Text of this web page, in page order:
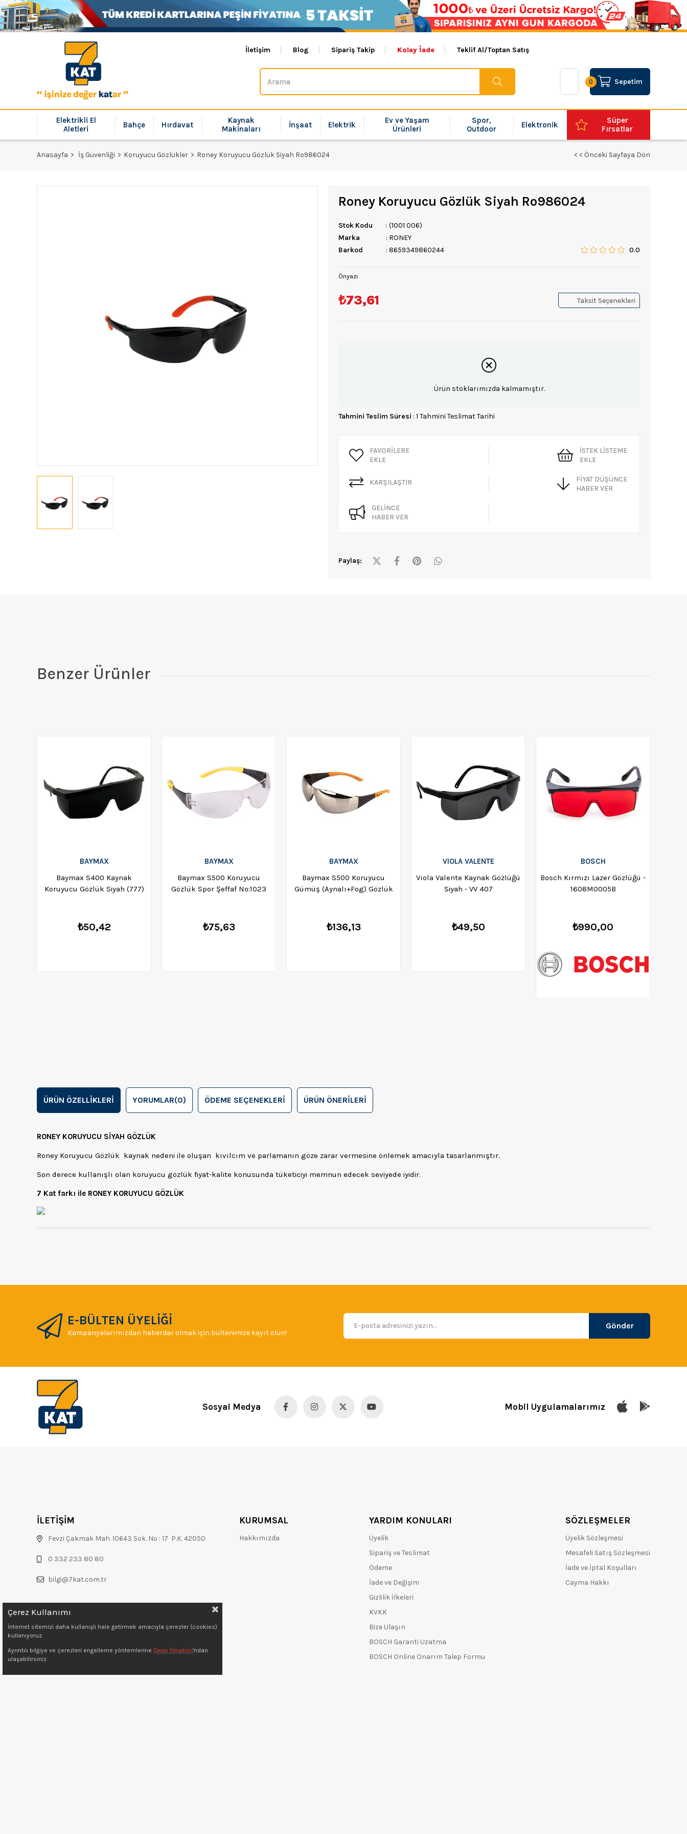
İletişim Blog Sipariş Takip Kolay İade Teklif Al/Toptan Satış
Sepetim
0
Elektrikli El
Aletleri
Bahçe Hırdavat
Kaynak
Makinaları
İnşaat Elektrik
Ev ve Yaşam
Ürünleri
Spor,
Outdoor
Elektronik
Süper
Fırsatlar
Anasayfa İş Güvenliği Koruyucu Gözlükler Roney Koruyucu Gözlük Siyah Ro986024 < < Önceki Sayfaya Dön
Roney Koruyucu Gözlük Siyah Ro986024
Stok Kodu
(1001 006)
Marka
: RONEY
Barkod
: 8659349860244 0.0
Önyazı
₺73,61 Taksit Seçenekleri
Ürün stoklarımızda kalmamıştır.
Tahmini Teslim Süresi : 1 Tahmini Teslimat Tarihi
FAVORILERE
EKLE
İSTEK LISTEME
EKLE
KARŞILAŞTIR
FIYAT DÜŞÜNCE
HABER VER
GELINCE
HABER VER
Paylaş:
Benzer Ürünler
BAYMAX
Baymax S400 Kaynak
Koruyucu Gözlük Siyah (777)
₺50,42
BAYMAX
Baymax S500 Koruyucu
Gözlük Spor Şeffaf No:1023
₺75,63
BAYMAX
Baymax S500 Koruyucu
Gümüş (Aynalı+Fog) Gözlük
₺136,13
VIOLA VALENTE
Vıola Valente Kaynak Gözlüğü
Siyah - VV 407
₺49,50
BOSCH
Bosch Kırmızı Lazer Gözlüğü -
1608M0005B
₺990,00
ÜRÜN ÖZELLIKLERI YORUMLAR(0) ÖDEME SEÇENEKLERI ÜRÜN ÖNERILERI
RONEY KORUYUCU SİYAH GÖZLÜK
Roney Koruyucu Gözlük kaynak nedeni ile oluşan kıvılcım ve parlamanın göze zarar vermesine önlemek amacıyla tasarlanmıştır.
Son derece kullanışlı olan koruyucu gözlük fiyat-kalite konusunda tüketiciyi memnun edecek seviyede iyidir.
7 Kat farkı ile RONEY KORUYUCU GÖZLÜK
E-BÜLTEN ÜYELİĞİ
Kampanyalarımızdan haberdar olmak için bültenimize kayıt olun!
Gönder
Sosyal Medya Mobil Uygulamalarımız
İLETİŞİM
Fevzi Çakmak Mah. 10643 Sok. No : 17 P.K. 42050
0 332 233 80 80
bilgi@7kat.com.tr
Copyright © 2022 7kat.com.tr
KURUMSAL
Hakkımızda
YARDIM KONULARI
Üyelik
Sipariş ve Teslimat
Ödeme
İade ve Değişim
Gizlilik İlkeleri
KVKK
Bize Ulaşın
BOSCH Garanti Uzatma
BOSCH Online Onarım Talep Formu
SÖZLEŞMELER
Üyelik Sözleşmesi
Mesafeli Satış Sözleşmesi
İade ve İptal Koşulları
Cayma Hakkı
Çerez Kullanımı
İnternet sitemizi daha kullanışlı hale getirmek amacıyla çerezler (cookies)
kullanıyoruz.
Ayrıntılı bilgiye ve çerezleri engelleme yöntemlerine Çerez Yönetimi'ndan
ulaşabilirsiniz